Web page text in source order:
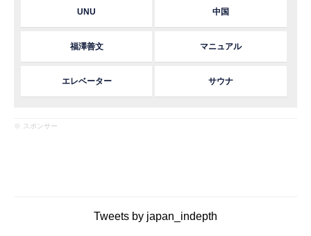
UNU 中国
福澤善文 マニュアル
エレベーター サウナ
※ スポンサー
Tweets by japan_indepth